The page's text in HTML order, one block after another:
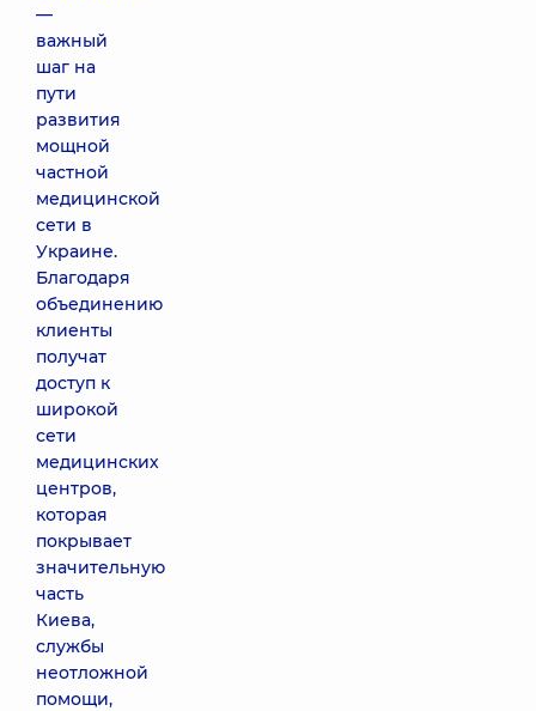
—
важный
шаг на
пути
развития
мощной
частной
медицинской
сети в
Украине.
Благодаря
объединению
клиенты
получат
доступ к
широкой
сети
медицинских
центров,
которая
покрывает
значительную
часть
Киева,
службы
неотложной
помощи,